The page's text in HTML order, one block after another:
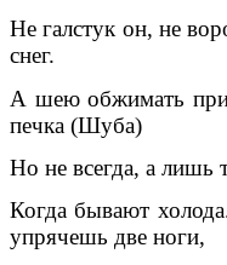
Не галстук он,
снег.
А шею
печка (Шуба)
Но не всегда, а лишь
Когда бывают
упрячешь две ноги,